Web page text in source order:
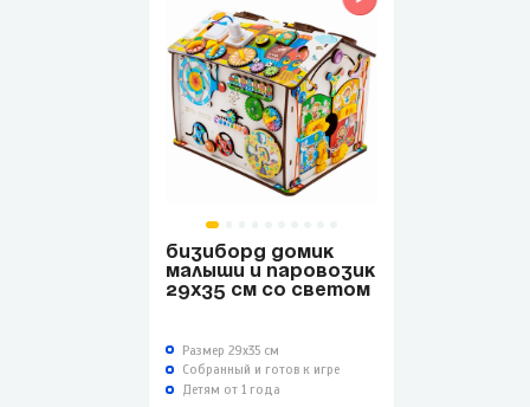
БИЗИБОРД ДОМИК
МАЛЫШИ И ПАРОВОЗИК
29Х35 СМ СО СВЕТОМ
Размер 29х35 см
Собранный и готов к игре
Детям от 1 года